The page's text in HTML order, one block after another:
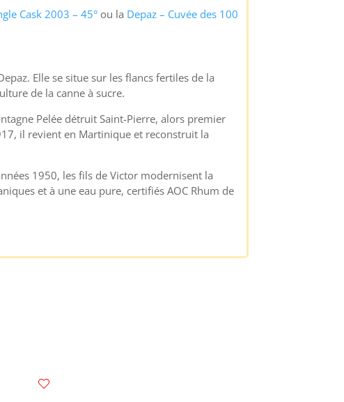
Cask 2003 – 45° ou la Depaz – Cuvée des 100
Elle se situe sur les flancs fertiles de la
de la canne à sucre.
Pelée détruit Saint-Pierre, alors premier
il revient en Martinique et reconstruit la
1950, les fils de Victor modernisent la
et à une eau pure, certifiés AOC Rhum de